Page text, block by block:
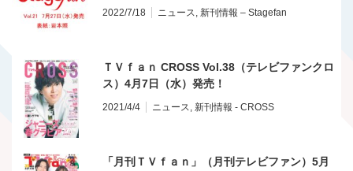
2022/7/18 ニュース, 新刊情報 – Stagefan
ＴＶｆａｎ CROSS Vol.38（テレビファンクロ
ス）4月7日（水）発売！
2021/4/4 ニュース, 新刊情報 - CROSS
「月刊ＴＶｆａｎ」（月刊テレビファン）5月